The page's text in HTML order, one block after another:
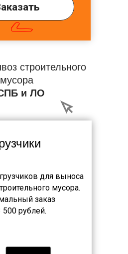
✅
строительного
мусора
и ЛО
для выноса
мусора.
заказ
500 рублей.